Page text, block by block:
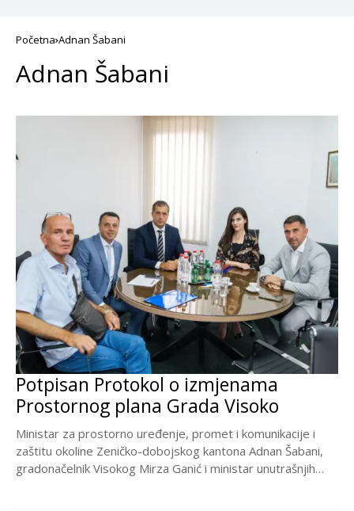
Početna Adnan Šabani
Adnan Šabani
Potpisan Protokol o izmjenama
Prostornog plana Grada Visoko
Ministar za prostorno uređenje, promet i komunikacije i
zaštitu okoline Zeničko-dobojskog kantona Adnan Šabani,
gradonačelnik Visokog Mirza Ganić i ministar unutrašnjih